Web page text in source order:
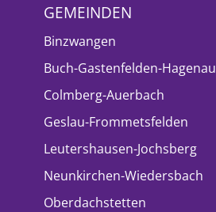
GEMEINDEN
Binzwangen
Buch-Gastenfelden-Hagenau
Colmberg-Auerbach
Geslau-Frommetsfelden
Leutershausen-Jochsberg
Neunkirchen-Wiedersbach
Oberdachstetten